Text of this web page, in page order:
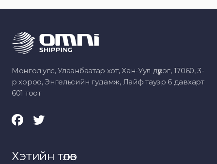
Монгол улс, Улаанбаатар хот, Хан-Уул дүүрэг, 17060, 3-
р хороо, Энгельсийн гудамж, Лайф тауэр 6 давхарт
601 тоот
Хэтийн төлөв